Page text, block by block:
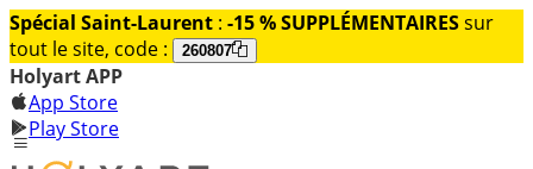
Spécial Saint-Laurent : -15 % SUPPLÉMENTAIRESsur
tout le site, code :
260807
Holyart APP
App Store
Play Store